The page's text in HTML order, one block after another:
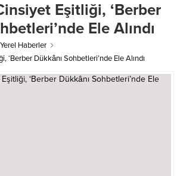
Eşitliği, ‘Berber
Ele Alındı
Yerel Haberler
‘Berber Dükkânı Sohbetleri’nde Ele Alındı